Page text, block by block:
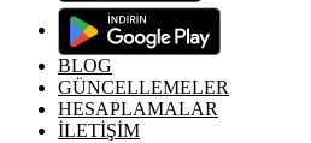
BLOG
GÜNCELLEMELER
HESAPLAMALAR
İLETİŞİM